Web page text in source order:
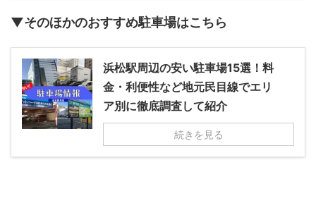
▼そのほかのおすすめ駐車場はこちら
浜松駅周辺の安い駐車場15選！料
金・利便性など地元民目線でエリ
ア別に徹底調査して紹介
続きを見る